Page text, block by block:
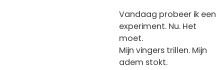
Vandaag probeer ik een
experiment. Nu. Het
moet.
Mijn vingers trillen. Mijn
adem stokt.